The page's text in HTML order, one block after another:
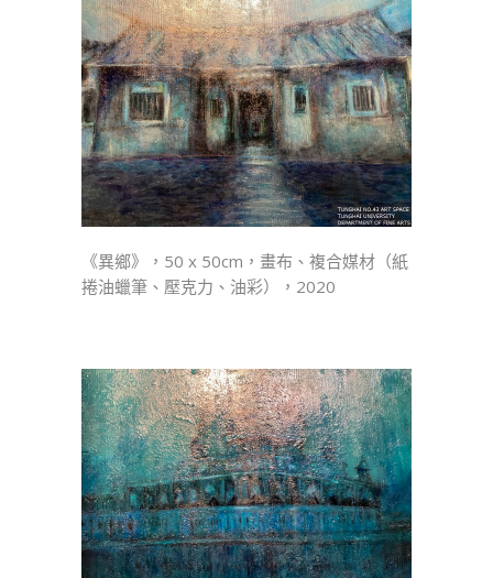
《異鄉》，50 x 50cm，畫布、複合媒材（紙
捲油蠟筆、壓克力、油彩），2020